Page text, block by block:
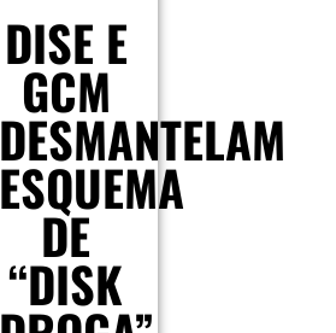
DISE E
GCM
DESMANTELAM
ESQUEMA
DE
“DISK